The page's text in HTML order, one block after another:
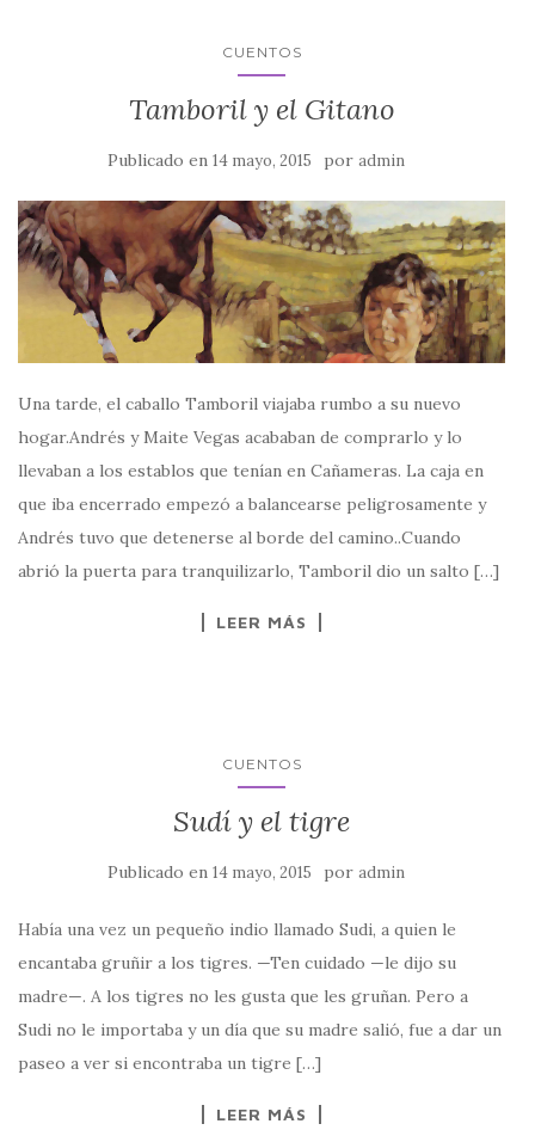
CUENTOS
Tamboril y el Gitano
Publicado en 14 mayo, 2015 por admin
Una tarde, el caballo Tamboril viajaba rumbo a su nuevo
hogar.Andrés y Maite Vegas acababan de comprarlo y lo
llevaban a los establos que tenían en Cañameras. La caja en
que iba encerrado empezó a balancearse peligrosamente y
Andrés tuvo que detenerse al borde del camino..Cuando
abrió la puerta para tranquilizarlo, Tamboril dio un salto […]
LEER MÁS
CUENTOS
Sudí y el tigre
Publicado en 14 mayo, 2015 por admin
Había una vez un pequeño indio llamado Sudi, a quien le
encantaba gruñir a los tigres. —Ten cuidado —le dijo su
madre—. A los tigres no les gusta que les gruñan. Pero a
Sudi no le importaba y un día que su madre salió, fue a dar un
paseo a ver si encontraba un tigre […]
LEER MÁS